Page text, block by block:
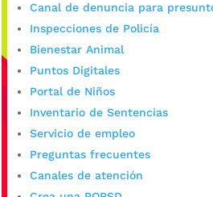
Canal de denuncia para
Inspecciones de Policía
Bienestar Animal
Puntos Digitales
Portal de Niños
Inventario de Sentencias
Servicio de empleo
Preguntas frecuentes
Canales de atención